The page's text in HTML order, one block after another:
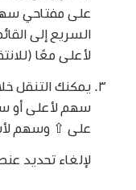
على مفتاحي
السريع إلى
لأعلى معًا
يمكنك التنقل
سهم لأعلى أو
على ⇧ وسهم
لإلغاء تحديد